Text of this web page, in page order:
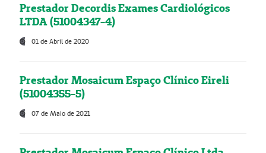
Prestador Decordis Exames Cardiológicos
LTDA (51004347-4)
01 de Abril de 2020
Prestador Mosaicum Espaço Clínico Eireli
(51004355-5)
07 de Maio de 2021